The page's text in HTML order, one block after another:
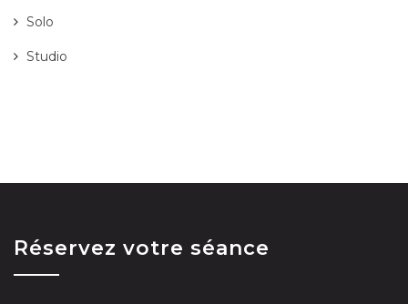
Solo
Studio
Réservez votre séance